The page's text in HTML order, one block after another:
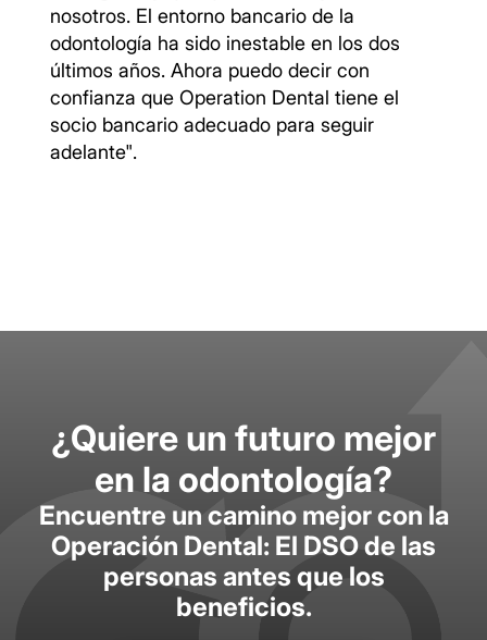
nosotros. El entorno bancario de la
odontología ha sido inestable en los dos
últimos años. Ahora puedo decir con
confianza que Operation Dental tiene el
socio bancario adecuado para seguir
adelante".
¿Quiere un futuro mejor
en la odontología?
Encuentre un camino mejor con la
Operación Dental: El DSO de las
personas antes que los
beneficios.